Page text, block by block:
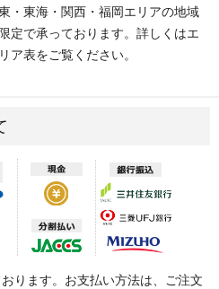
・東海・関西・福岡エリアの地域
限定で承っております。詳しくはエ
リア表をご覧ください。
ります。お支払い方法は、ご注文